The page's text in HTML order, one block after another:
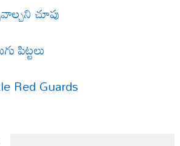
చూపు
పిట్టలు
Red Guards